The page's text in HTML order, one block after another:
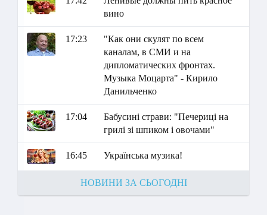
вино
17:23
"Как они скулят по всем
каналам, в СМИ и на
дипломатических фронтах.
Музыка Моцарта" - Кирило
Данильченко
17:04
Бабусині страви: "Печериці на
грилі зі шпиком і овочами"
16:45 Українська музика!
НОВИНИ ЗА СЬОГОДНІ